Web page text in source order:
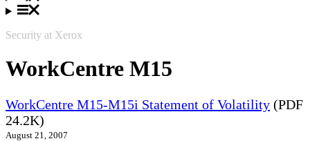
Security at Xerox
WorkCentre M15
WorkCentre M15-M15i Statement of Volatility (PDF
24.2K)
August 21, 2007